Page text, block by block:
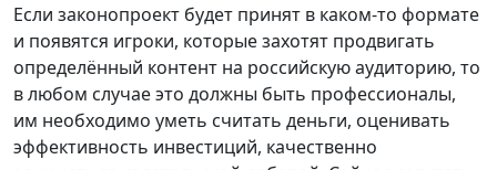
Если законопроект будет принят в каком-то формате
и появятся игроки, которые захотят продвигать
определённый контент на российскую аудиторию, то
в любом случае это должны быть профессионалы,
им необходимо уметь считать деньги, оценивать
эффективность инвестиций, качественно